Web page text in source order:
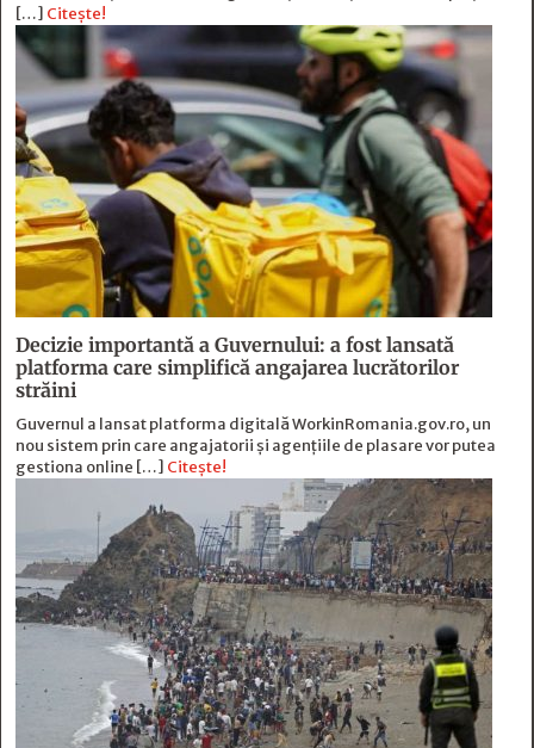
[…] Citește!
Decizie importantă a Guvernului: a fost lansată
platforma care simplifică angajarea lucrătorilor
străini
Guvernul a lansat platforma digitală WorkinRomania.gov.ro, un
nou sistem prin care angajatorii și agențiile de plasare vor putea
gestiona online […] Citește!